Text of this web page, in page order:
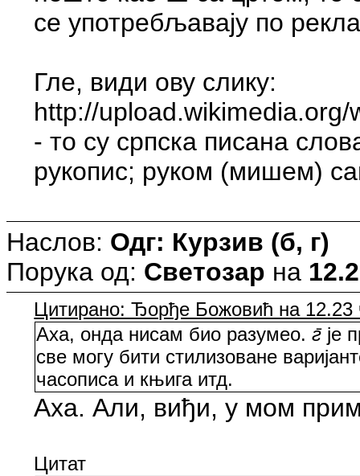
се употребљавају по
Гле, види ову слику:
http://
- то су српска писана
рукопис; руком (мишем)
Наслов: Одг: Курзив (б, г)
Порука од: Светозар на
Цитирано: Ђорђе Божовић на 12.23
Аха, онда нисам био разумео.ƨ̄је
све могу бити стилизоване
часописа и књига итд.
Аха. Али, виђи, у мом
Цитат